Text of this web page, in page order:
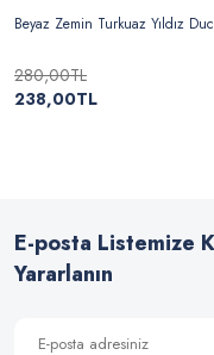
Beyaz Zemin Turkuaz Yıldız
280,00TL
238,00TL
E-posta Listemize
Yararlanın